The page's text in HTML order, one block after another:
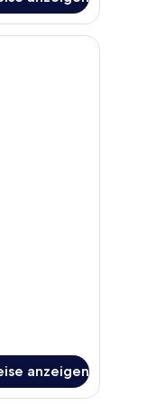
anzeigen